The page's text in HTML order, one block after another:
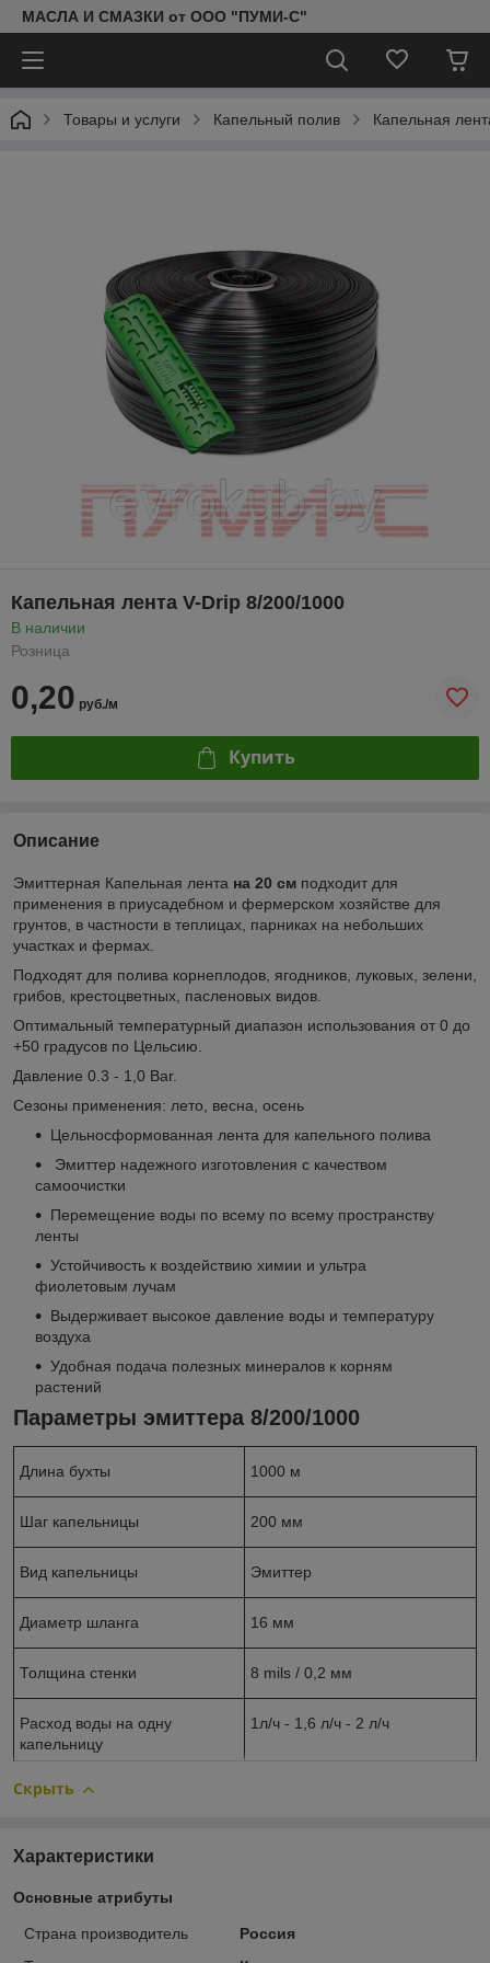
МАСЛА И СМАЗКИ от ООО "ПУМИ-С"
Товары и услуги Капельный полив Капельная
Капельная лента V-Drip 8/200/1000
В наличии
Розница
0,20 руб./м
Купить
Описание
Эмиттерная Капельная лента на 20 см подходит для
применения в приусадебном и фермерском хозяйстве для
грунтов, в частности в теплицах, парниках на небольших
участках и фермах.
Подходят для полива корнеплодов, ягодников, луковых, зелени,
грибов, крестоцветных, пасленовых видов.
Оптимальный температурный диапазон использования от 0 до
+50 градусов по Цельсию.
Давление 0.3 - 1,0 Bar.
Сезоны применения: лето, весна, осень
Цельносформованная лента для капельного полива
Эмиттер надежного изготовления с качеством
самоочистки
Перемещение воды по всему по всему пространству
ленты
Устойчивость к воздействию химии и ультра
фиолетовым лучам
Выдерживает высокое давление воды и температуру
воздуха
Удобная подача полезных минералов к корням
растений
Параметры эмиттера 8/200/1000
Длина бухты 1000 м
Шаг капельницы 200 мм
Вид капельницы Эмиттер
Диаметр шланга 16 мм
Толщина стенки 8 mils / 0,2 мм
Расход воды на одну
капельницу
1л/ч - 1,6 л/ч - 2 л/ч
Скрыть
Характеристики
Основные атрибуты
Страна производитель
Россия